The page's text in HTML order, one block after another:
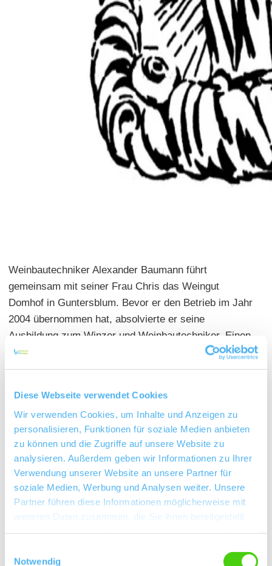
Diese Webseite verwendet Cookies
Wir verwenden Cookies, um Inhalte und Anzeigen zu
personalisieren, Funktionen für soziale Medien anbieten
zu können und die Zugriffe auf unsere Website zu
analysieren. Außerdem geben wir Informationen zu Ihrer
Verwendung unserer Website an unsere Partner für
soziale Medien, Werbung und Analysen weiter. Unsere
Partner führen diese Informationen möglicherweise mit
weiteren Daten zusammen, die Sie ihnen bereitgestellt
Notwendig
Weinbautechniker Alexander Baumann führt
gemeinsam mit seiner Frau Chris das Weingut
Domhof in Guntersblum. Bevor er den Betrieb im Jahr
2004 übernommen hat, absolvierte er seine
Ausbildung zum Winzer und Weinbautechniker. Einen
Teil seiner Ausbildung bewältigte er unter anderem im
renommierten Weinbaubetrieb Keller in Flörsheim-
Wie der Name Domhof schon verrät, steckt eine
Menge Geschichte in den Mauern dieses Weinguts.
Einst gehörte das Gut dem Domstift Worms und ging
1874 in Familienbesitz über. Seit inzwischen vier
Generationen wird hier Wein hergestellt. Doch genug
der alten Dinge. Tradition verbunden mit einer klaren
Zielsetzung, hohem Qualitätsanspruch und
Leidenschaft schafft große Weine. In jedem Wein
steckt die Liebe zur Traube, zum Detail und zur